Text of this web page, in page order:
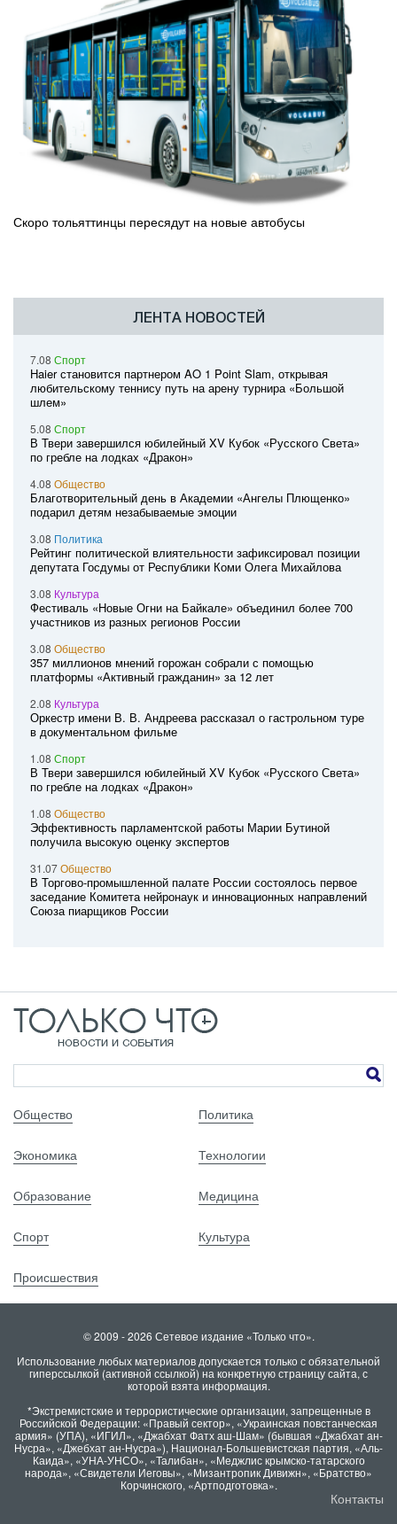
Скоро тольяттинцы пересядут на новые автобусы
ЛЕНТА НОВОСТЕЙ
7.08 Спорт
Haier становится партнером AO 1 Point Slam, открывая
любительскому теннису путь на арену турнира «Большой
шлем»
5.08 Спорт
В Твери завершился юбилейный XV Кубок «Русского Света»
по гребле на лодках «Дракон»
4.08 Общество
Благотворительный день в Академии «Ангелы Плющенко»
подарил детям незабываемые эмоции
3.08 Политика
Рейтинг политической влиятельности зафиксировал позиции
депутата Госдумы от Республики Коми Олега Михайлова
3.08 Культура
Фестиваль «Новые Огни на Байкале» объединил более 700
участников из разных регионов России
3.08 Общество
357 миллионов мнений горожан собрали с помощью
платформы «Активный гражданин» за 12 лет
2.08 Культура
Оркестр имени В. В. Андреева рассказал о гастрольном туре
в документальном фильме
1.08 Спорт
В Твери завершился юбилейный XV Кубок «Русского Света»
по гребле на лодках «Дракон»
1.08 Общество
Эффективность парламентской работы Марии Бутиной
получила высокую оценку экспертов
31.07Общество
В Торгово-промышленной палате России состоялось первое
заседание Комитета нейронаук и инновационных направлений
Союза пиарщиков России
Общество Политика
Экономика Технологии
Образование Медицина
Спорт Культура
Происшествия
© 2009 - 2026 Сетевое издание «Только что».
Использование любых материалов допускается только с обязательной
гиперссылкой (активной ссылкой) на конкретную страницу сайта, с
которой взята информация.
*Экстремистские и террористические организации, запрещенные в
Российской Федерации: «Правый сектор», «Украинская повстанческая
армия» (УПА), «ИГИЛ», «Джабхат Фатх аш-Шам» (бывшая «Джабхат ан-
Нусра», «Джебхат ан-Нусра»), Национал-Большевистская партия, «Аль-
Каида», «УНА-УНСО», «Талибан», «Меджлис крымско-татарского
народа», «Свидетели Иеговы», «Мизантропик Дивижн», «Братство»
Корчинского, «Артподготовка».
Контакты